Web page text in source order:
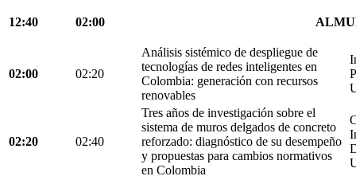
12:40 02:00
02:00 02:20
Análisis sistémico de despliegue de
tecnologías de redes inteligentes en
Colombia: generación con recursos
renovables
02:20 02:40
Tres años de investigación sobre el
sistema de muros delgados de concreto
reforzado: diagnóstico de su desempeño
y propuestas para cambios normativos
en Colombia